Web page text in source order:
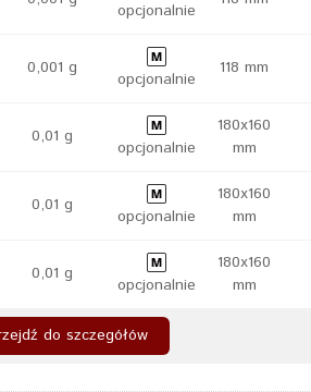
opcjonalnie
0,001 g
opcjonalnie
118 mm
0,01 g
opcjonalnie
180x160
mm
0,01 g
opcjonalnie
180x160
mm
0,01 g
opcjonalnie
180x160
mm
do szczegółów